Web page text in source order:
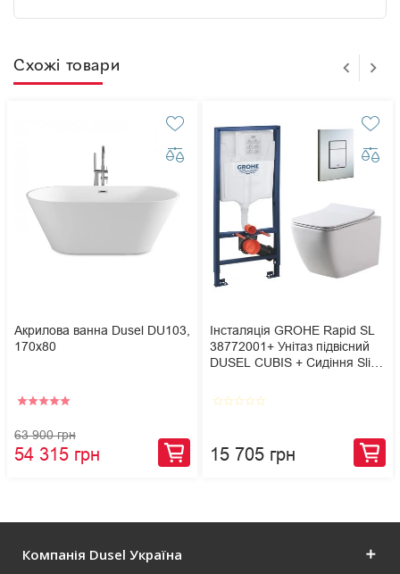
Схожі товари
Акрилова ванна Dusel DU103,
170x80
starstarstarstarstar
63 900 грн
54 315 грн
Інсталяція GROHE Rapid SL
38772001+ Унітаз підвісний
DUSEL CUBIS + Сидіння Slim
Grohe Skate Cosmopolitan
star_borderstar_borderstar_borderstar_borderstar_border
15 705 грн
Компанія Dusel Україна